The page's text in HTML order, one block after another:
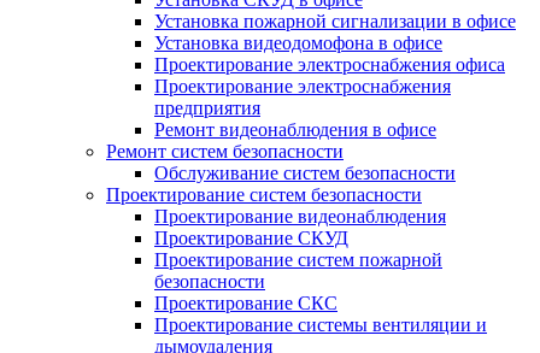
Установка пожарной сигнализации в офисе
Установка видеодомофона в офисе
Проектирование электроснабжения офиса
Проектирование электроснабжения
предприятия
Ремонт видеонаблюдения в офисе
Ремонт систем безопасности
Обслуживание систем безопасности
Проектирование систем безопасности
Проектирование видеонаблюдения
Проектирование СКУД
Проектирование систем пожарной
безопасности
Проектирование СКС
Проектирование системы вентиляции и
дымоудаления